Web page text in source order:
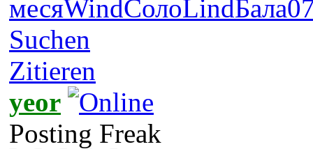
месяWindСолоLindБала
Suchen
Zitieren
yeor
Posting Freak